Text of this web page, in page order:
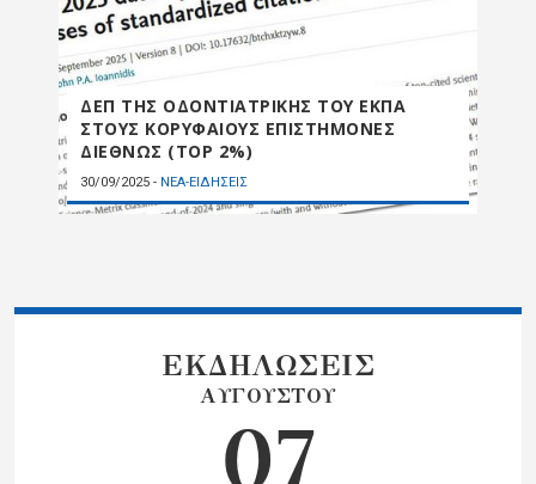
ΔΕΠ ΤΗΣ ΟΔΟΝΤΙΑΤΡΙΚΗΣ ΤΟΥ ΕΚΠΑ
ΣΤΟΥΣ ΚΟΡΥΦΑΙΟΥΣ ΕΠΙΣΤΗΜΟΝΕΣ
ΔΙΕΘΝΩΣ (ΤOP 2%)
30/09/2025 - ΝΕΑ-ΕΙΔΗΣΕΙΣ
ΕΚΔΗΛΩΣΕΙΣ
ΑΥΓΟΥΣΤΟΥ
07